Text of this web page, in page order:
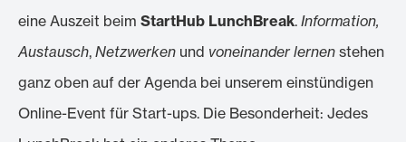
eine Auszeit beim StartHub LunchBreak. Information,
Austausch, Netzwerken und voneinander lernen stehen
ganz oben auf der Agenda bei unserem einstündigen
Online-Event für Start-ups. Die Besonderheit: Jedes